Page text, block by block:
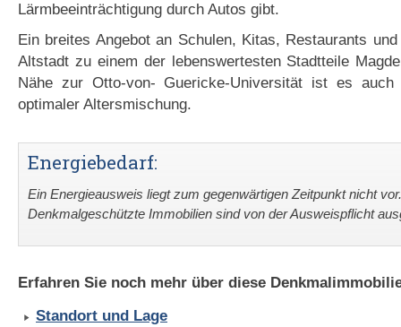
Lärmbeeinträchtigung durch Autos gibt.
Ein breites Angebot an Schulen, Kitas, Restaurants
Altstadt zu einem der lebenswertesten Stadtteile
Nähe zur Otto-von- Guericke-Universität ist es
optimaler Altersmischung.
Energiebedarf:
Ein Energieausweis liegt zum gegenwärtigen Zeitpunkt nicht vor.
Denkmalgeschützte Immobilien sind von der Ausweispflicht
Erfahren Sie noch mehr über diese
Standort und Lage